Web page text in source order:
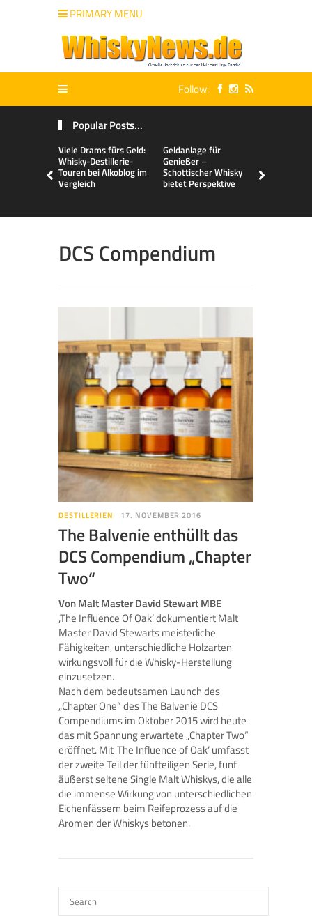
PRIMARY MENU
Follow:
Popular Posts...
Viele Drams fürs Geld:
Whisky-Destillerie-
Touren bei Alkoblog im
Vergleich
Geldanlage für
Genießer –
Schottischer Whisky
bietet Perspektive
DCS Compendium
DESTILLERIEN 17. NOVEMBER 2016
The Balvenie enthüllt das
DCS Compendium „Chapter
Two“
Von Malt Master David Stewart MBE
,The Influence Of Oak‘ dokumentiert Malt
Master David Stewarts meisterliche
Fähigkeiten, unterschiedliche Holzarten
wirkungsvoll für die Whisky-Herstellung
einzusetzen.
Nach dem bedeutsamen Launch des
„Chapter One“ des The Balvenie DCS
Compendiums im Oktober 2015 wird heute
das mit Spannung erwartete „Chapter Two“
eröffnet. Mit ‚The Influence of Oak‘ umfasst
der zweite Teil der fünfteiligen Serie, fünf
äußerst seltene Single Malt Whiskys, die alle
die immense Wirkung von unterschiedlichen
Eichenfässern beim Reifeprozess auf die
Aromen der Whiskys betonen.